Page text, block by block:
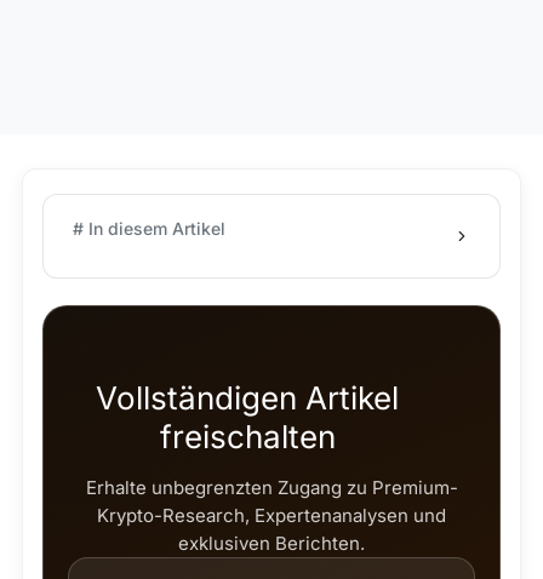
# In diesem Artikel
Vollständigen Artikel
freischalten
Erhalte unbegrenzten Zugang zu Premium-
Krypto-Research, Expertenanalysen und
exklusiven Berichten.